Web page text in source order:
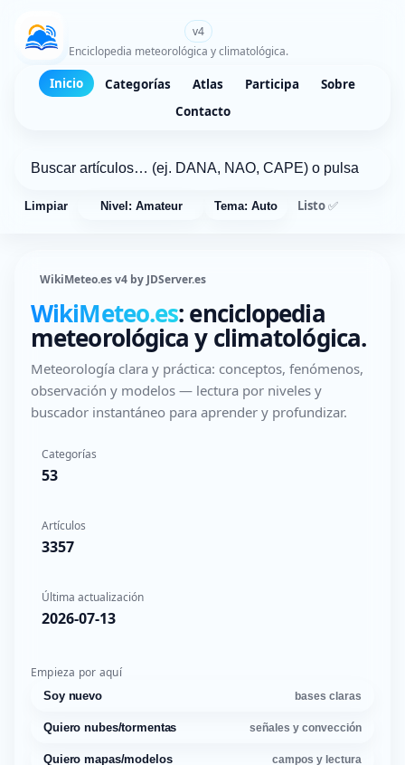
v4
Enciclopedia meteorológica y climatológica.
Inicio Categorías Atlas Participa
Sobre
Contacto
Limpiar Nivel: Amateur Tema: Auto Listo ✅
WikiMeteo.es v4 by JDServer.es
WikiMeteo.es: enciclopedia
meteorológica y climatológica.
Meteorología clara y práctica: conceptos, fenómenos,
observación y modelos — lectura por niveles y
buscador instantáneo para aprender y profundizar.
Categorías
53
Artículos
3357
Última actualización
2026-07-13
Empieza por aquí
Soy nuevo bases claras
Quiero nubes/tormentas señales y convección
Quiero mapas/modelos campos y lectura